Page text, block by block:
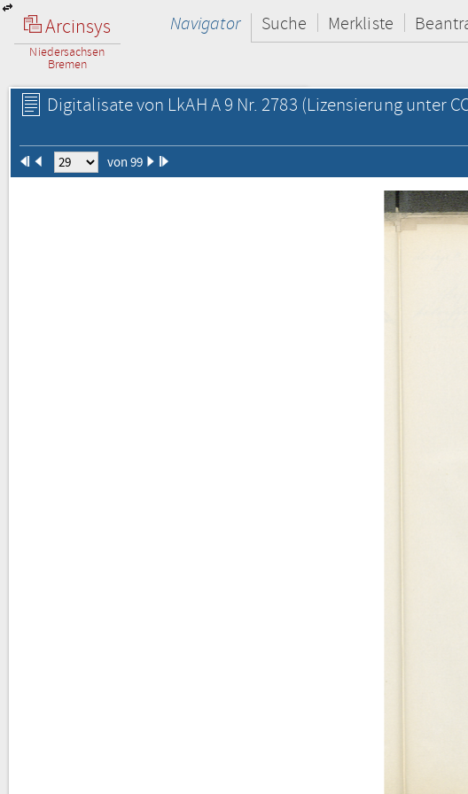
Arcinsys
Niedersachsen
Bremen
Navigator Suche Merkliste
Digitalisate von LkAH A 9 Nr. 2783 (Lizensierung unter
von 99